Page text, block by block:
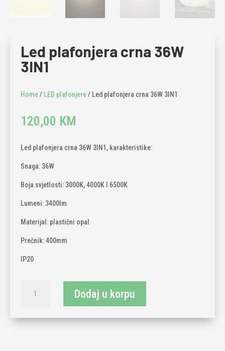
Led plafonjera crna 36W
3IN1
Home/ LED plafonjere/ Led plafonjera crna 36W 3IN1
120,00 KM
Led plafonjera crna 36W 3IN1, karakteristike:
Snaga: 36W
Boja svjetlosti: 3000K, 4000K I 6500K
Lumeni: 3400lm
Materijal: plastični opal
Prečnik: 400mm
IP20
plafonjera
36W
Dodaj u korpu